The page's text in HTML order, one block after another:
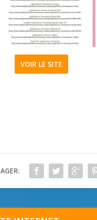
VOIR LE SITE